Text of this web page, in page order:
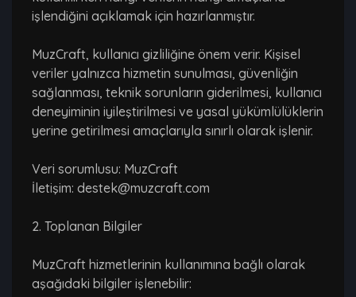
işlendiğini açıklamak için hazırlanmıştır.
MuzCraft, kullanıcı gizliliğine önem verir. Kişisel
veriler yalnızca hizmetin sunulması, güvenliğin
sağlanması, teknik sorunların giderilmesi, kullanıcı
deneyiminin iyileştirilmesi ve yasal yükümlülüklerin
yerine getirilmesi amaçlarıyla sınırlı olarak işlenir.
Veri sorumlusu: MuzCraft
İletişim: destek@muzcraft.com
2. Toplanan Bilgiler
MuzCraft hizmetlerinin kullanımına bağlı olarak
aşağıdaki bilgiler işlenebilir: